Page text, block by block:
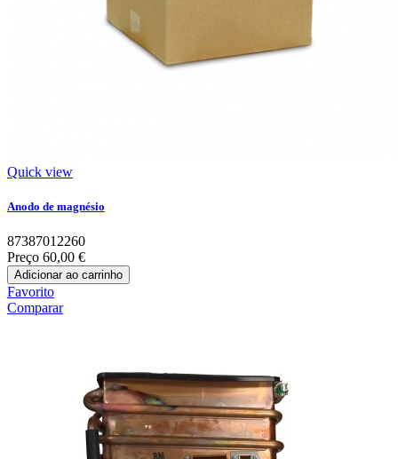
Quick view
Anodo de magnésio
87387012260
Preço 60,00 €
Adicionar ao carrinho
Favorito
Comparar